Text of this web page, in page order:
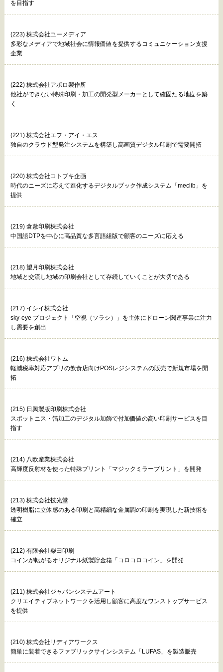
を目指す
(223) 株式会社ユーメディア
多彩なメディアで地域社会に情報価値を提供するコミュニケーション支援
企業
(222) 株式会社アポロ製作所
他社ができない特殊印刷・加工の開発型メーカーとして確固たる地位を築
く
(221) 株式会社エフ・アイ・エス
独自のクラウド型発注システムを構築し高画質デジタル印刷で需要開拓
(220) 株式会社コトブキ企画
時代のニーズに応えて進化するデジタルブック作成システム「meclib」を
提供
(219) 倉敷印刷株式会社
中国語DTPを中心に高品質な多言語組版で顧客のニーズに応える
(218) 望月印刷株式会社
地域と交流し地域の印刷会社として存続していくことが大切である
(217) イシイ株式会社
sky-eye プロジェクト「空視（ソラシ）」を主体にドローン関連事業に注力
し需要を創出
(216) 株式会社ワトム
軽減税率対応アプリの飲食店向けPOSレジシステムの販売で新規市場を開
拓
(215) 日興製版印刷株式会社
スポットニス・箔加工のデジタル加飾で付加価値の高い印刷サービスを目
指す
(214) 八欧産業株式会社
高輝度反射材を使った特殊プリント「マジックミラープリント」を開発
(213) 株式会社技光堂
透明樹脂に立体感のある印刷と高精細な金属調の印刷を実現した新技術を
確立
(212) 有限会社柴田印刷
コインが転がるオリジナル紙製貯金箱「コロコロコイン」を開発
(211) 株式会社ジャパンシステムアート
クリエイティブネットワークを活用し顧客に高度なワンストップサービス
を提供
(210) 株式会社リディアワークス
簡単に装着できるファブリックサインシステム「LUFAS」を製造販売